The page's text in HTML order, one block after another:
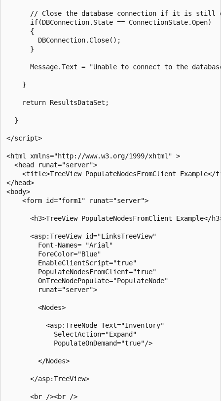
// Close the database connection if it is still
      if(DBConnection.State == ConnectionState.Open)
      {
        DBConnection.Close();
      }
Message.Text = "Unable to connect to the
    }
    return ResultsDataSet;
  }
</script>
<html xmlns="http://www.w3.org/1999/xhtml" >
  <head runat="server">
<title>TreeView PopulateNodesFromClient Example</
</head>
<body>
    <form id="form1" runat="server">
<h3>TreeView PopulateNodesFromClient Example</
      <asp:TreeView id="LinksTreeView"
        Font-Names= "Arial"
        ForeColor="Blue"
        EnableClientScript="true"
        PopulateNodesFromClient="true"
        OnTreeNodePopulate="PopulateNode"
        runat="server">
        <Nodes>
          <asp:TreeNode Text="Inventory"
            SelectAction="Expand"
            PopulateOnDemand="true"/>
        </Nodes>
      </asp:TreeView>
      <br /><br />